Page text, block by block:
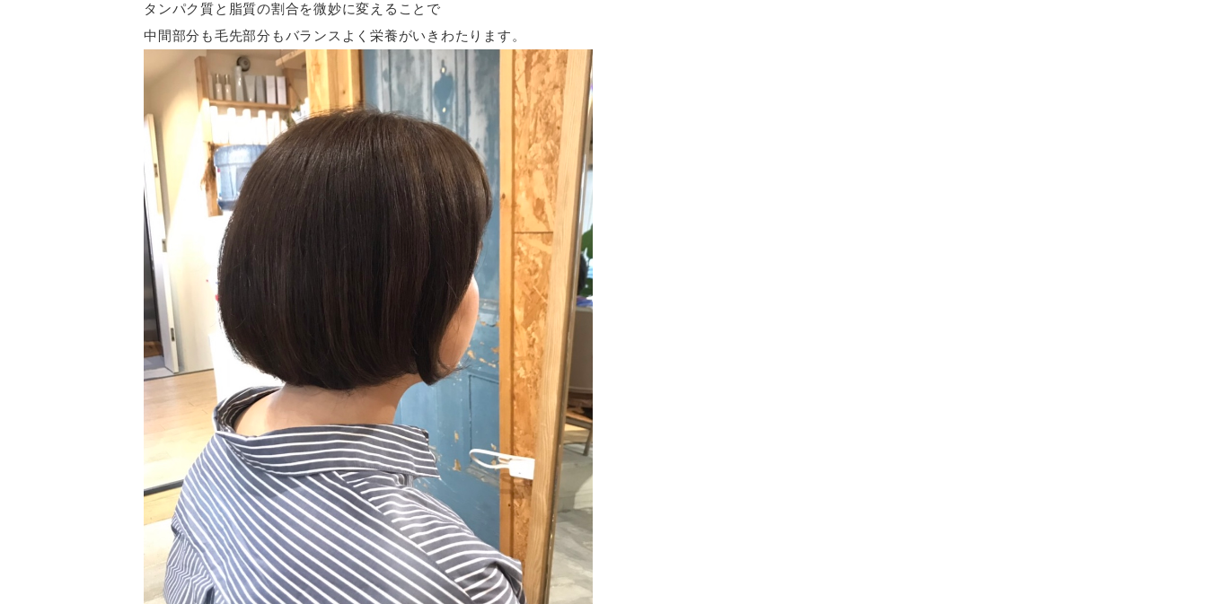
タンパク質と脂質の割合を微妙に変えることで
中間部分も毛先部分もバランスよく栄養がいきわたります。